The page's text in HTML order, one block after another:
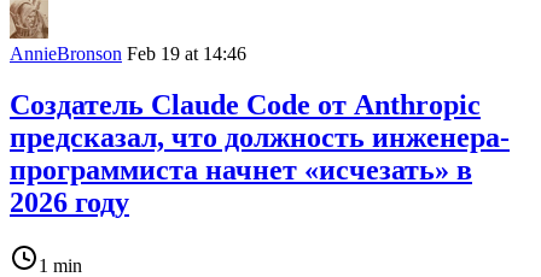
AnnieBronson Feb 19 at 14:46
Создатель Claude Code от Anthropic
предсказал, что должность инженера-
программиста начнет «исчезать» в
2026 году
1 min